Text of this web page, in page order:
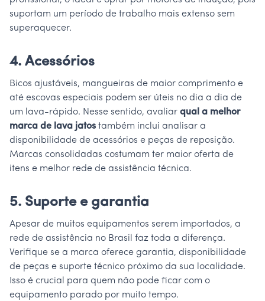
suportam um período de trabalho mais extenso sem
superaquecer.
4. Acessórios
Bicos ajustáveis, mangueiras de maior comprimento e
até escovas especiais podem ser úteis no dia a dia de
um lava-rápido. Nesse sentido, avaliar qual a melhor
marca de lava jatos também inclui analisar a
disponibilidade de acessórios e peças de reposição.
Marcas consolidadas costumam ter maior oferta de
itens e melhor rede de assistência técnica.
5. Suporte e garantia
Apesar de muitos equipamentos serem importados, a
rede de assistência no Brasil faz toda a diferença.
Verifique se a marca oferece garantia, disponibilidade
de peças e suporte técnico próximo da sua localidade.
Isso é crucial para quem não pode ficar com o
equipamento parado por muito tempo.